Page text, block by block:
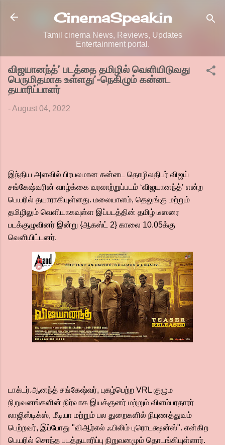
Skip to main content
CinemaSpeak.in
Tamil cinema News, Reviews, Updates
Entertainment portal.
விஜயானந்த்’ படத்தை தமிழில் வெளியிடுவது
பெருமிதமாக உள்ளது’-நெகிழும் கன்னட
தயாரிப்பாளர்
-August 04, 2022
இந்திய அளவில் பிரபலமான கன்னட தொழிலதிபர் விஜய்
சங்கேஷ்வரின் வாழ்க்கை வரலாற்றுப்படம் ‘விஜயானந்த்’ என்ற
பெயரில் தயாராகியுள்ளது. மலையாளம், தெலுங்கு மற்றும்
தமிழிலும் வெளியாகவுள்ள இப்படத்தின் தமிழ் டீஸரை
படக்குழுவினர் இன்று {ஆகஸ்ட் 2} காலை 10.05க்கு
வெளியிட்டனர்.
டாக்டர்.ஆனந்த் சங்கேஷ்வர், புகழ்பெற்ற VRL குழும
நிறுவனங்களின் நிர்வாக இயக்குனர் மற்றும் விளம்பரதாரர்
லாஜிஸ்டிக்ஸ், மீடியா மற்றும் பல துறைகளில் நிபுணத்துவம்
பெற்றவர், இப்போது "விஆர்எல் ஃபிலிம் புரொடக்ஷன்ஸ்". என்கிற
பெயரில் சொந்த படத்தயாரிப்பு நிறுவனமும் தொடங்கியுள்ளார்.